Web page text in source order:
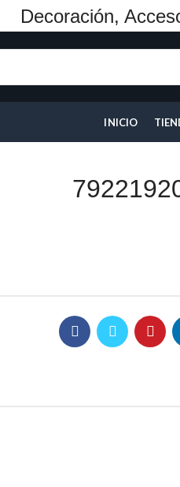
Decoración,
INICIO